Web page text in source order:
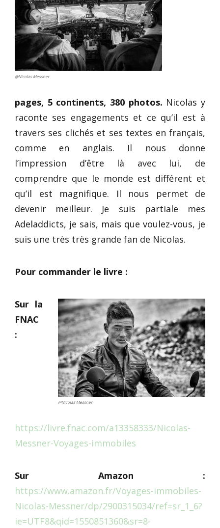
@Nicolas Messner
pages, 5 continents, 380 photos. Nicolas y
raconte ses engagements et ce qu’il est à
travers ses clichés et ses textes en français,
comme en anglais. Il nous donne
l’impression d’être là avec lui, de
comprendre que le monde est différent et
qu’il est magnifique. Il nous permet de
devenir meilleur. Je suis partiale mes
Adeladdicts, je sais, mais que voulez-vous, je
suis une très très grande fan de Nicolas.
Pour commander le livre :
@Nicolas Messner
Sur la
FNAC
:
https://livre.fnac.com/a13358333/Nicolas-
Messner-Voyages-immobiles
Sur Amazon :
https://www.amazon.fr/Voyages-immobiles-
Nicolas-Messner/dp/2900315034/ref=sr_1_6?
ie=UTF8&qid=1550851360&sr=8-